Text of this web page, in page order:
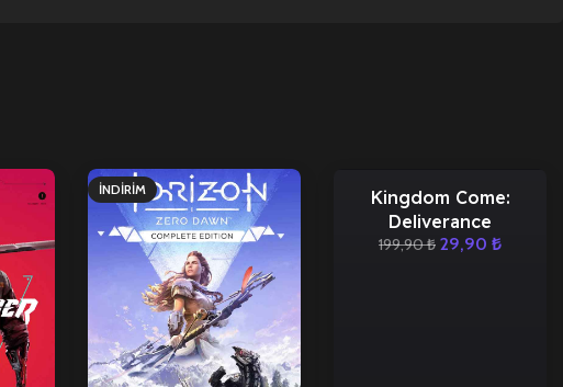
İNDIRIM
İNDIRIM
SATILDI
Kingdom Come:
Deliverance
199,90₺ 29,90 ₺